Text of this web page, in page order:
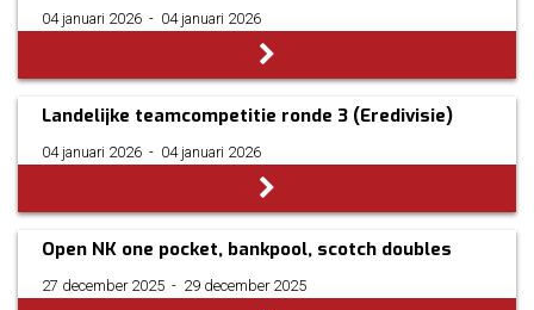
04 januari 2026 ­ - ­ 04 januari 2026
Landelijke teamcompetitie ronde 3 (Eredivisie)
04 januari 2026 ­ - ­ 04 januari 2026
Open NK one pocket, bankpool, scotch doubles
27 december 2025 ­ - ­ 29 december 2025